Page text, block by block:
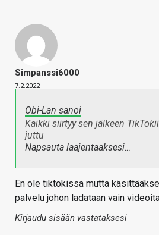
Simpanssi6000
7.2.2022
Obi-Lan sanoi
Kaikki siirtyy sen jälkeen
juttu
Napsauta laajentaaksesi…
En ole tiktokissa mutta
palvelu johon ladataan vain
Kirjaudu sisään vastataksesi